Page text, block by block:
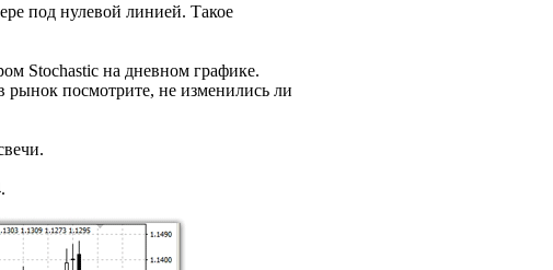
под нулевой линией. Такое
Stochastic на дневном графике.
рынок посмотрите, не изменились ли